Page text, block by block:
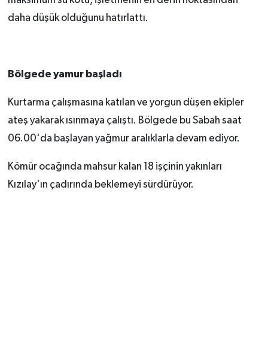
daha düşük olduğunu hatırlattı.
Bölgede yamur başladı
Kurtarma çalışmasına katılan ve yorgun düşen ekipler
ateş yakarak ısınmaya çalıştı. Bölgede bu Sabah saat
06.00'da başlayan yağmur aralıklarla devam ediyor.
Kömür ocağında mahsur kalan 18 işçinin yakınları
Kızılay'ın çadırında beklemeyi sürdürüyor.